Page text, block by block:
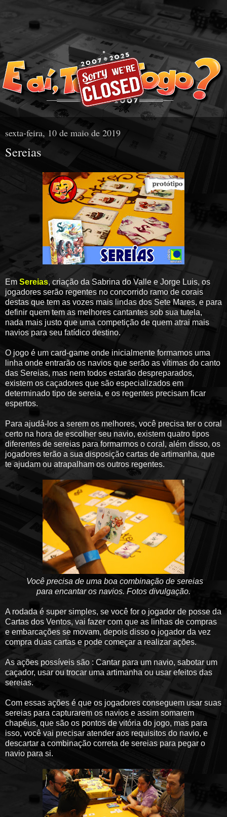
sexta-feira, 10 de maio de 2019
Sereias
Em Sereias, criação da Sabrina do Valle e Jorge Luis, os
jogadores serão regentes no concorrido ramo de corais
destas que tem as vozes mais lindas dos Sete Mares, e para
definir quem tem as melhores cantantes sob sua tutela,
nada mais justo que uma competição de quem atrai mais
navios para seu fatídico destino.
O jogo é um card-game onde inicialmente formamos uma
linha onde entrarão os navios que serão as vítimas do canto
das Sereias, mas nem todos estarão despreparados,
existem os caçadores que são especializados em
determinado tipo de sereia, e os regentes precisam ficar
espertos.
Para ajudá-los a serem os melhores, você precisa ter o coral
certo na hora de escolher seu navio, existem quatro tipos
diferentes de sereias para formarmos o coral, além disso, os
jogadores terão a sua disposição cartas de artimanha, que
te ajudam ou atrapalham os outros regentes.
Você precisa de uma boa combinação de sereias
para encantar os navios. Fotos divulgação.
A rodada é super simples, se você for o jogador de posse da
Cartas dos Ventos, vai fazer com que as linhas de compras
e embarcações se movam, depois disso o jogador da vez
compra duas cartas e pode começar a realizar ações.
As ações possíveis são : Cantar para um navio, sabotar um
caçador, usar ou trocar uma artimanha ou usar efeitos das
sereias.
Com essas ações é que os jogadores conseguem usar suas
sereias para capturarem os navios e assim somarem
chapéus, que são os pontos de vitória do jogo, mas para
isso, você vai precisar atender aos requisitos do navio, e
descartar a combinação correta de sereias para pegar o
navio para si.